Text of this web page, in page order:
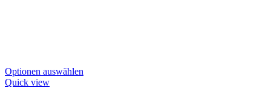
Optionen auswählen
Quick view